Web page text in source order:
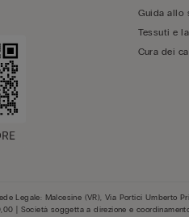
Guida allo
Tessuti e
Cura dei
Legale: Malcesine (VR), Via Portici Umberto
| Società soggetta a direzione e